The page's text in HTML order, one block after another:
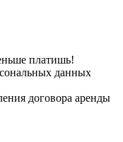
платишь!
данных
договора аренды